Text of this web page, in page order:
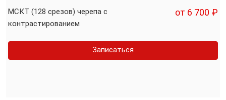
МСКТ (128 срезов) черепа с
контрастированием
от 6 700 ₽
Записаться